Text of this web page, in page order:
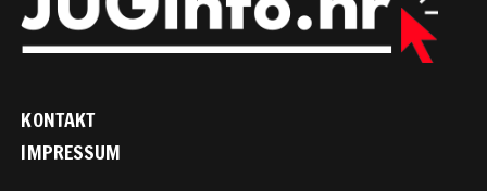
KONTAKT
IMPRESSUM